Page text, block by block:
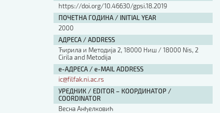
Шаблон прве стране и импресума [B5, ћир]
Шаблон прве стране и импресума [B5, лат]
Шаблон прве стране и импресума [B5, енг]
Етички кодекс
ПРЕТРАГА ИЗДАЊА
Наслов или део наслова
https://doi.org/10.46630/gpsi.18.2019
ПОЧЕТНА ГОДИНА / INITIAL YEAR
2000
АДРЕСА / ADDRESS
Ћирила и Методија 2, 18000 Ниш / 18000 Nis, 2
Cirila and Metodija
е-АДРЕСА / e-MAIL ADDRESS
ic@filfak.ni.ac.rs
УРЕДНИК / EDITOR – КООРДИНАТОР /
COORDINATOR
Весна Анђелковић